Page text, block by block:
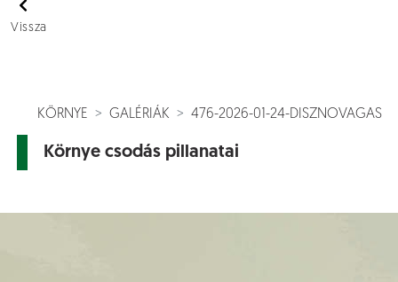
Vissza
KÖRNYE GALÉRIÁK 476-2026-01-24-DISZNOVAGAS
Környe csodás pillanatai